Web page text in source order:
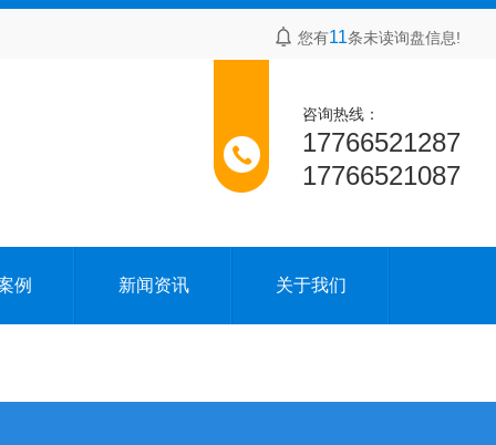
您有11条未读询盘信息!
咨询热线：
17766521287
17766521087
例 新闻资讯 关于我们